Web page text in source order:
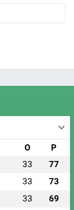
O P
33 77
33 73
33 69